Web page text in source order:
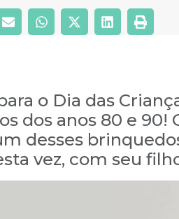
o Dia das
dos anos 80 e 90!
desses
vez, com seu